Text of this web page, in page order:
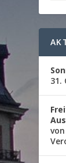
31.
von